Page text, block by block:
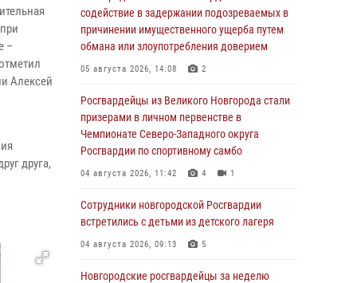
–
Алексей
друга,
содействие в задержании подозреваемых в
причинении имущественного ущерба путем
обмана или злоупотребления доверием
05 августа 2026, 14:08 2
Росгвардейцы из Великого Новгорода стали
призерами в личном первенстве в
Чемпионате Северо-Западного округа
Росгвардии по спортивному самбо
04 августа 2026, 11:42 4 1
Сотрудники новгородской Росгвардии
встретились с детьми из детского лагеря
04 августа 2026, 09:13 5
Новгородские росгвардейцы за неделю